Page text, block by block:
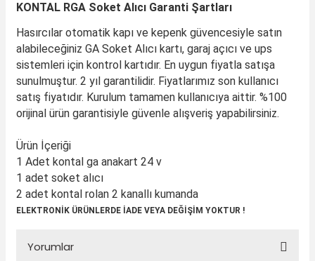
KONTAL RGA Soket Alıcı Garanti Şartları
Hasırcılar otomatik kapı ve kepenk güvencesiyle satın
alabileceğiniz GA Soket Alıcı kartı, garaj açıcı ve ups
sistemleri için kontrol kartıdır. En uygun fiyatla satışa
sunulmuştur. 2 yıl garantilidir. Fiyatlarımız son kullanıcı
satış fiyatıdır. Kurulum tamamen kullanıcıya aittir. %100
orijinal ürün garantisiyle güvenle alışveriş yapabilirsiniz.
Ürün İçeriği
1 Adet kontal ga anakart 24 v
1 adet soket alıcı
2 adet kontal rolan 2 kanallı kumanda
ELEKTRONİK ÜRÜNLERDE İADE VEYA DEĞİŞİM YOKTUR !
Yorumlar